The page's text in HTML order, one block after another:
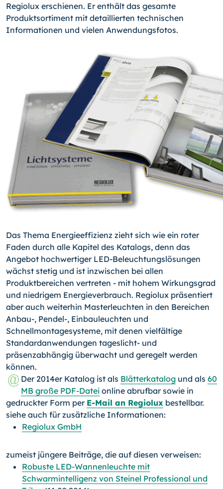
Regiolux erschienen. Er enthält das gesamte
Produktsorti­ment mit detaillierten technischen
Informationen und vielen Anwendungsfotos.
Das Thema Energieeffizienz zieht sich wie ein roter
Faden durch alle Kapitel des Kata­logs, denn das
Angebot hochwertiger LED-Beleuchtungslösungen
wächst stetig und ist inzwischen bei allen
Produktbereichen vertreten - mit hohem Wirkungsgrad
und niedrigem Energieverbrauch. Regiolux präsentiert
aber auch weiterhin Masterleuchten in den Bereichen
Anbau-, Pendel-, Einbauleuchten und
Schnellmontagesysteme, mit denen vielfältige
Standardanwendungen tageslicht- und
präsenzabhängig überwacht und geregelt werden
können.
Der 2014er Katalog ist als Blätterkatalog und als 60
MB große PDF-Datei online abrufbar sowie in
gedruckter Form per E-Mail an Regiolux bestellbar.
siehe auch für zusätzliche Informationen:
Regiolux GmbH
zumeist jüngere Beiträge, die auf diesen verweisen:
Robuste LED-Wannenleuchte mit
Schwarmintelligenz von Steinel Professional und